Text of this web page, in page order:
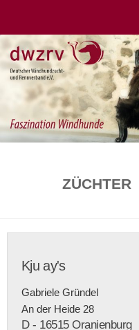
ZÜCHTER
Kju ay's
Gabriele Gründel
An der Heide 28
D - 16515 Oranienburg